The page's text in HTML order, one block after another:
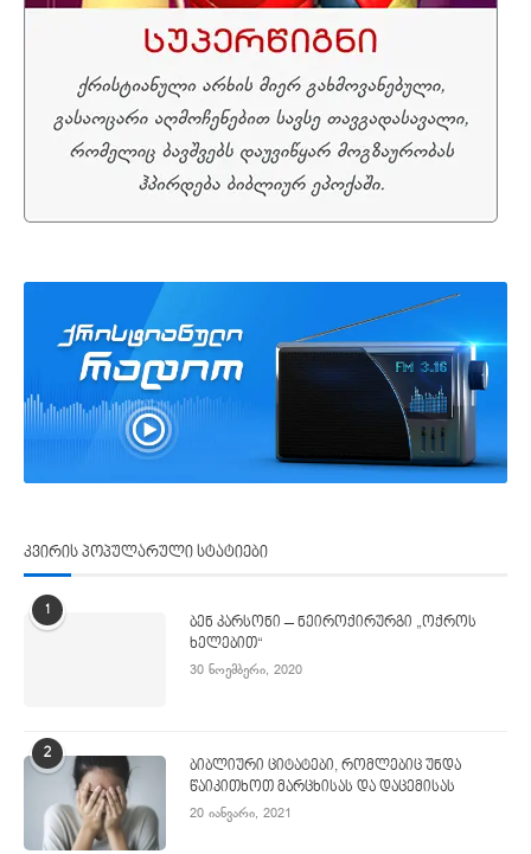
კვირის პოპულარული სტატიები
1
ბენ კარსონი – ნეიროქირურგი „ოქროს
ხელებით“
30 ნოემბერი, 2020
2
ბიბლიური ციტატები, რომლებიც უნდა
წაიკითხოთ მარცხისას და დაცემისას
20 იანვარი, 2021